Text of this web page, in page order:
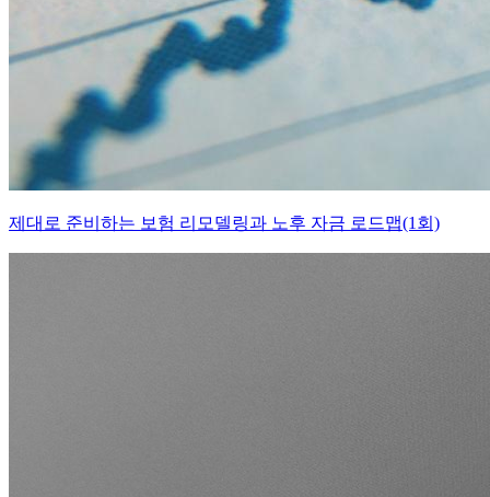
제대로 준비하는 보험 리모델링과 노후 자금 로드맵(1회)